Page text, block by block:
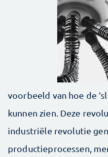
voorbeeld van hoe de
kunnen zien. Deze
industriële revolutie
productieprocessen,